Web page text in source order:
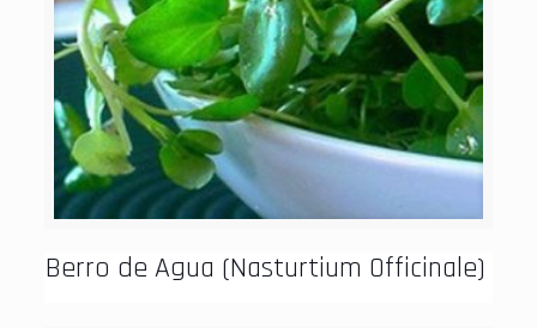
Berro de Agua (Nasturtium Officinale)